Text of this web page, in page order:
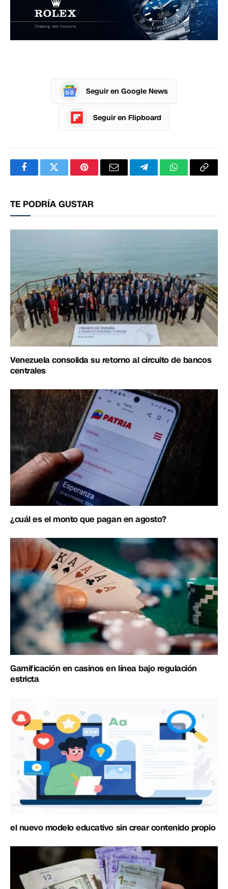
Seguir en Google News
Seguir en Flipboard
FacebookTwitterPinterestCorreoTelegramWhatsApp
TE PODRÍA GUSTAR
Venezuela consolida su retorno al circuito de bancos
centrales
¿cuál es el monto que pagan en agosto?
Gamificación en casinos en línea bajo regulación
estricta
el nuevo modelo educativo sin crear contenido propio